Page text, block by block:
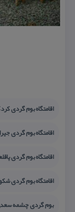
اقامتگاه بوم گردی
اقامتگاه بوم گردی
اقامتگاه بوم گردی
اقامتگاه بوم گردی
بوم گردی چشمه